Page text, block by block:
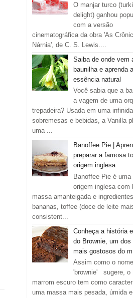
O manjar turco
delight) ganhou
com a versão
cinematográfica da obra 'As
Nárnia', de C. S. Lewis....
Saiba de onde vem
baunilha e aprenda
essência natural
Você sabia que a
a vagem de uma
trepadeira? Usada em uma
sobremesas e bebidas, a Vanilla
uma ...
Banoffee Pie |
preparar a famosa
origem inglesa
Banoffee Pie é uma
origem inglesa com
massa amanteigada e
bananas, toffee (doce de leite
consistent...
Conheça a história
do Brownie, um dos
mais gostosos do
Assim como o nome
'brownie' sugere, o
marrom escuro tem como
uma massa mais pesada, úmida e